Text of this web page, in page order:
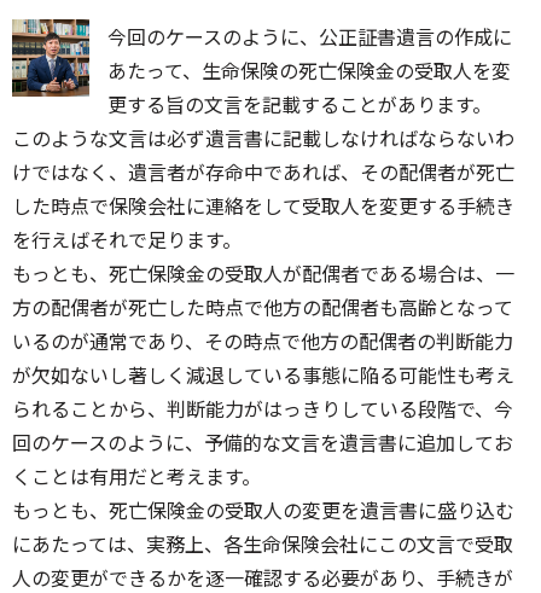
今回のケースのように、公正証書遺言の作成に
あたって、生命保険の死亡保険金の受取人を変
更する旨の文言を記載することがあります。
このような文言は必ず遺言書に記載しなければならないわ
けではなく、遺言者が存命中であれば、その配偶者が死亡
した時点で保険会社に連絡をして受取人を変更する手続き
を行えばそれで足ります。
もっとも、死亡保険金の受取人が配偶者である場合は、一
方の配偶者が死亡した時点で他方の配偶者も高齢となって
いるのが通常であり、その時点で他方の配偶者の判断能力
が欠如ないし著しく減退している事態に陥る可能性も考え
られることから、判断能力がはっきりしている段階で、今
回のケースのように、予備的な文言を遺言書に追加してお
くことは有用だと考えます。
もっとも、死亡保険金の受取人の変更を遺言書に盛り込む
にあたっては、実務上、各生命保険会社にこの文言で受取
人の変更ができるかを逐一確認する必要があり、手続きが